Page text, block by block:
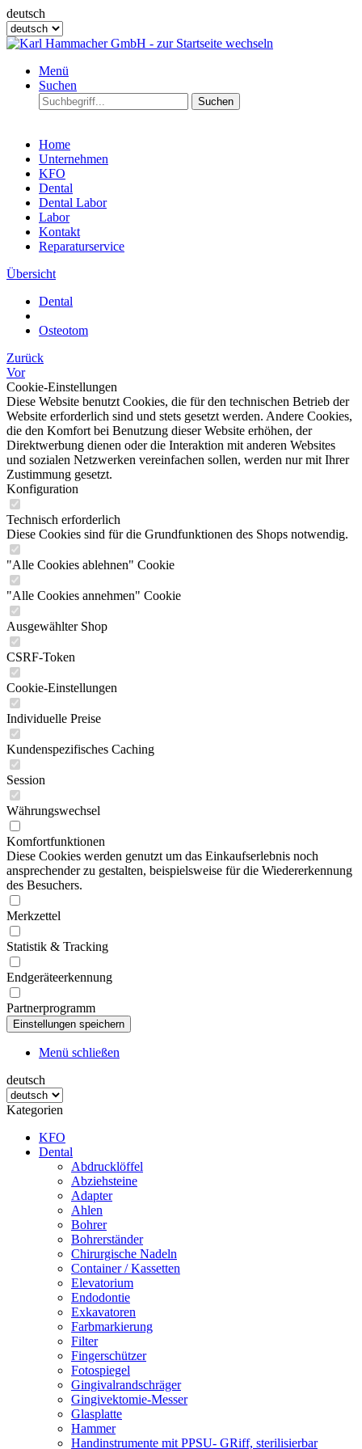
deutsch
Menü
Suchen
Suchen
Home
Unternehmen
KFO
Dental
Dental Labor
Labor
Kontakt
Reparaturservice
Übersicht
Dental
Osteotom
Zurück
Vor
Cookie-Einstellungen
Diese Website benutzt Cookies, die für den technischen Betrieb der
Website erforderlich sind und stets gesetzt werden. Andere Cookies,
die den Komfort bei Benutzung dieser Website erhöhen, der
Direktwerbung dienen oder die Interaktion mit anderen Websites
und sozialen Netzwerken vereinfachen sollen, werden nur mit Ihrer
Zustimmung gesetzt.
Konfiguration
Technisch erforderlich
Diese Cookies sind für die Grundfunktionen des Shops notwendig.
"Alle Cookies ablehnen" Cookie
"Alle Cookies annehmen" Cookie
Ausgewählter Shop
CSRF-Token
Cookie-Einstellungen
Individuelle Preise
Kundenspezifisches Caching
Session
Währungswechsel
Komfortfunktionen
Diese Cookies werden genutzt um das Einkaufserlebnis noch
ansprechender zu gestalten, beispielsweise für die Wiedererkennung
des Besuchers.
Merkzettel
Statistik & Tracking
Endgeräteerkennung
Partnerprogramm
Menü schließen
deutsch
Kategorien
KFO
Dental
Abdrucklöffel
Abziehsteine
Adapter
Ahlen
Bohrer
Bohrerständer
Chirurgische Nadeln
Container / Kassetten
Elevatorium
Endodontie
Exkavatoren
Farbmarkierung
Filter
Fingerschützer
Fotospiegel
Gingivalrandschräger
Gingivektomie-Messer
Glasplatte
Hammer
Handinstrumente mit PPSU- GRiff, sterilisierbar